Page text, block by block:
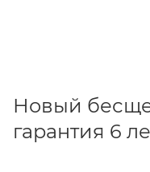
Новый
гарантия 6